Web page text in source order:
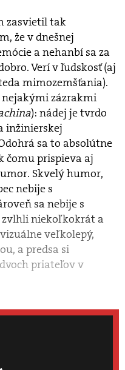
zasvietil tak
že v dnešnej
a nehanbí sa za
Verí v ľudskosť (aj
mimozemšťania).
nejakými zázrakmi
): nádej je tvrdo
inžinierskej
sa to absolútne
čomu prispieva aj
Skvelý humor,
nebije s
sa nebije s
niekoľkokrát a
veľkolepý,
a predsa si
priateľov v